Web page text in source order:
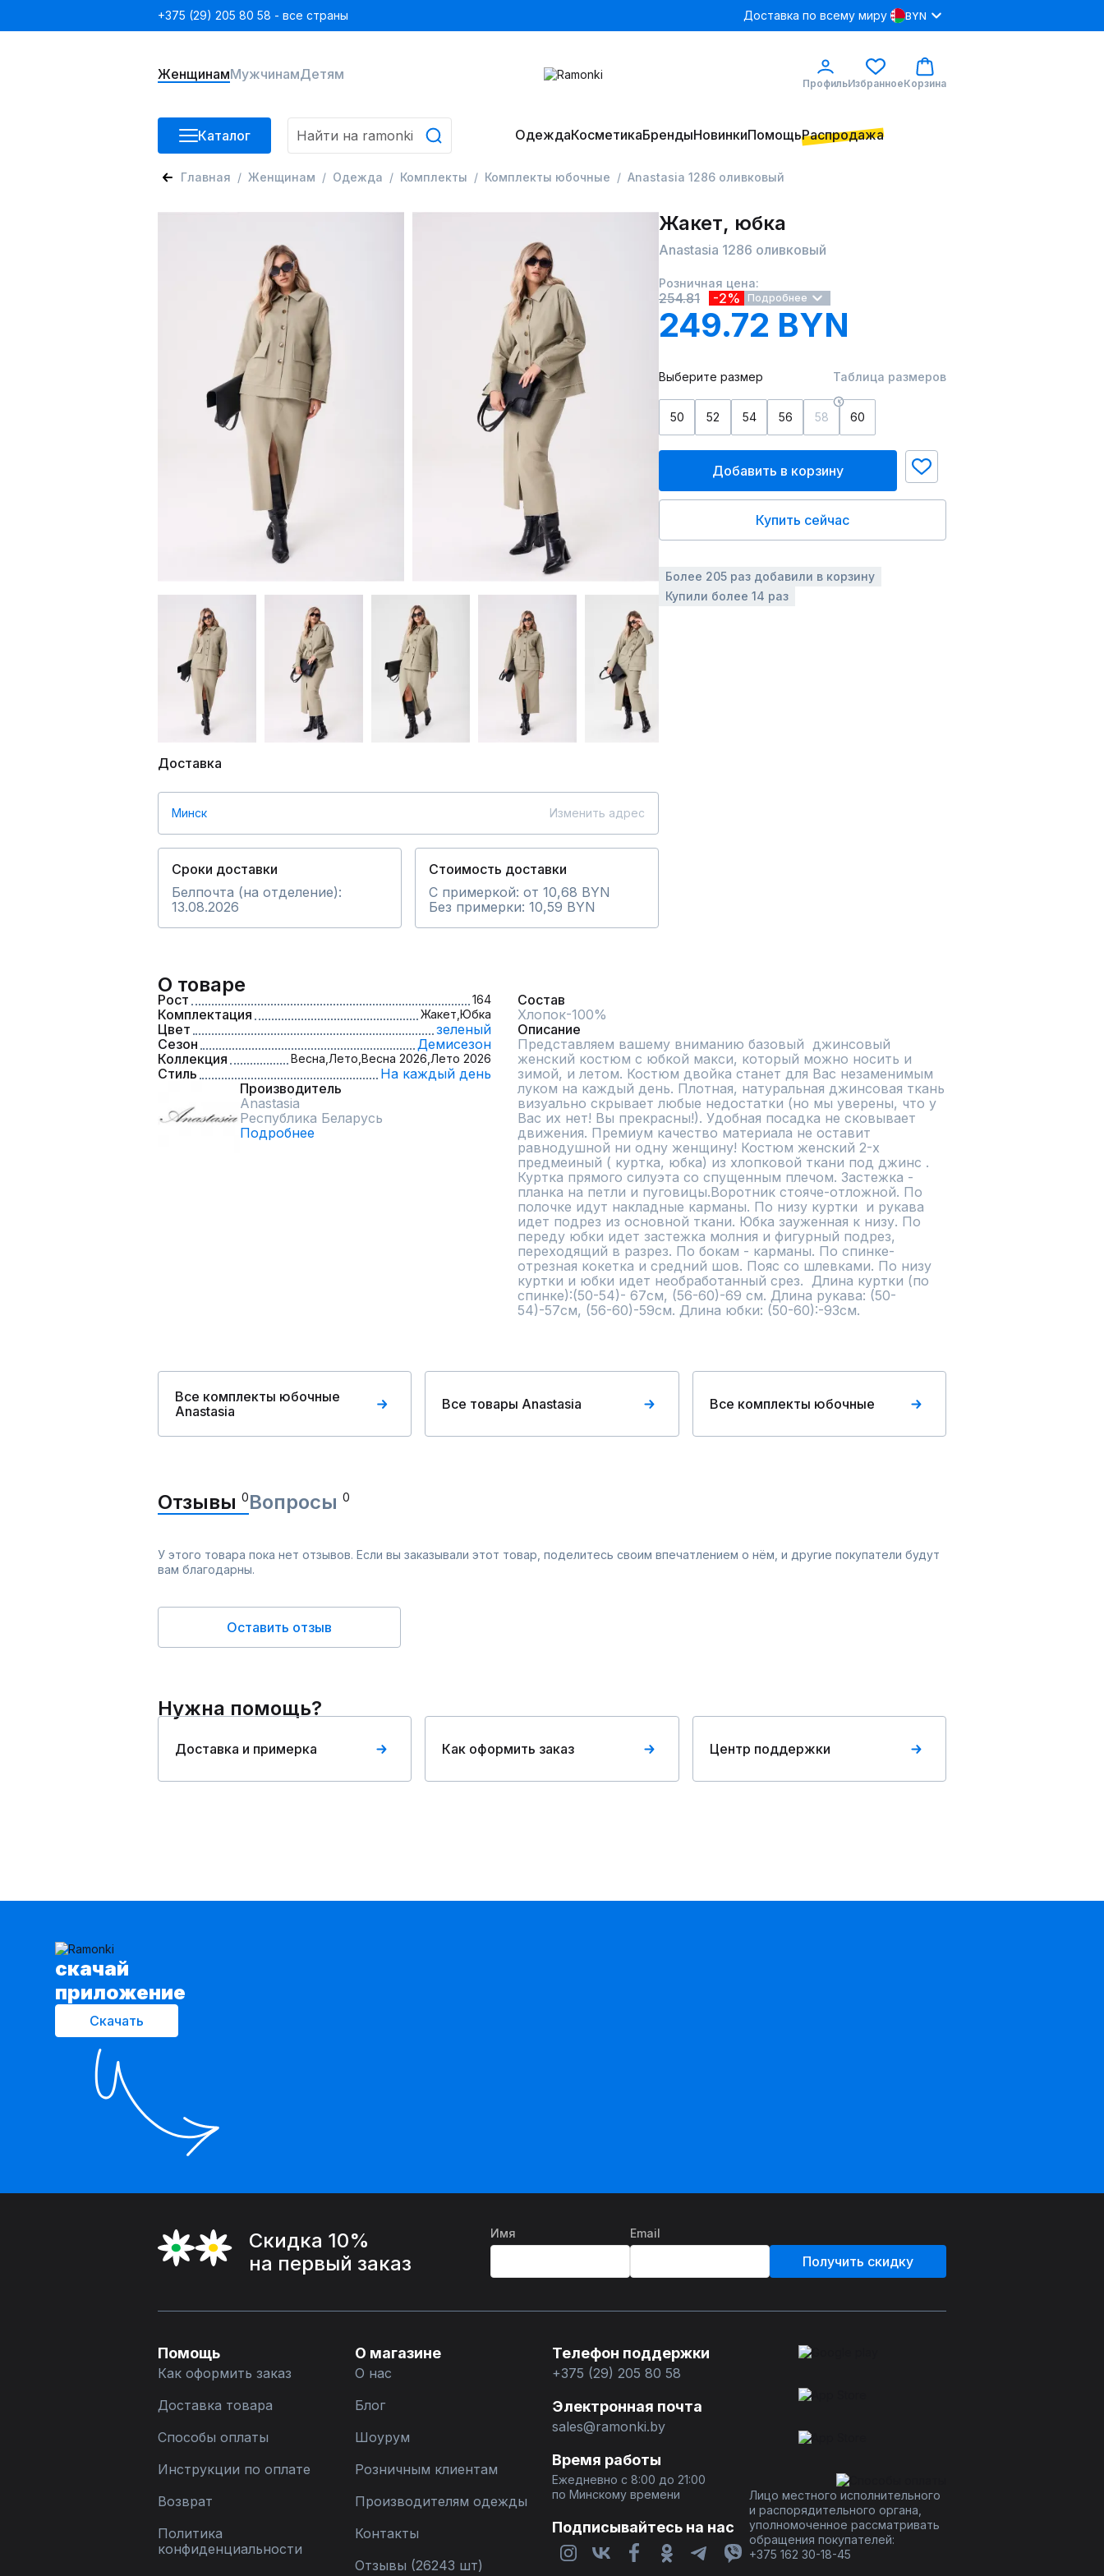
+375 (29) 205 80 58 - все страны Доставка по всему миру BYN
ЖенщинамМужчинамДетям
ПрофильИзбранноеКорзина
Каталог ОдеждаКосметикаБрендыНовинкиПомощьРаспродажа
Главная Женщинам Одежда Комплекты Комплекты юбочные Anastasia 1286 оливковый
Доставка
Минск Изменить адрес
Сроки доставки
Белпочта (на отделение):
13.08.2026
Стоимость доставки
С примеркой: от 10,68 BYN
Без примерки: 10,59 BYN
Жакет, юбка
Anastasia 1286 оливковый
Розничная цена:
254.81 -2% Подробнее
249.72 BYN
Выберите размер Таблица размеров
50 52 54 56 58 60
Добавить в корзину
Купить сейчас
Более 205 раз добавили в корзину
Купили более 14 раз
О товаре
Рост 164
Комплектация Жакет, Юбка
Цвет
зеленый
Сезон
Демисезон
Коллекция
Весна, Лето, Весна 2026, Лето 2026
Стиль
На каждый день
Производитель
Anastasia
Республика Беларусь
Подробнее
Состав
Описание
Представляем вашему вниманию базовый  джинсовый
женский костюм с юбкой макси, который можно носить и
зимой, и летом. Костюм двойка станет для Вас незаменимым
луком на каждый день. Плотная, натуральная джинсовая ткань
визуально скрывает любые недостатки (но мы уверены, что у
Вас их нет! Вы прекрасны!). Удобная посадка не сковывает
движения. Премиум качество материала не оставит
равнодушной ни одну женщину! Костюм женский 2-х
предмеиный ( куртка, юбка) из хлопковой ткани под джинс .
Куртка прямого силуэта со спущенным плечом. Застежка -
планка на петли и пуговицы.Воротник стояче-отложной. По
полочке идут накладные карманы. По низу куртки  и рукава
идет подрез из основной ткани. Юбка зауженная к низу. По
переду юбки идет застежка молния и фигурный подрез,
переходящий в разрез. По бокам - карманы. По спинке-
отрезная кокетка и средний шов. Пояс со шлевками. По низу
куртки и юбки идет необработанный срез.  Длина куртки (по
спинке):(50-54)- 67см, (56-60)-69 см. Длина рукава: (50-
54)-57см, (56-60)-59см. Длина юбки: (50-60):-93см.
Все комплекты юбочные
Anastasia
Все товары Anastasia Все комплекты юбочные
Отзывы 0Вопросы 0
У этого товара пока нет отзывов. Если вы заказывали этот товар, поделитесь своим впечатлением о нём, и другие покупатели будут
вам благодарны.
Оставить отзыв
Нужна помощь?
Доставка и примерка Как оформить заказ Центр поддержки
cкачай
приложение
Скачать
Скидка 10%
на первый заказ
Имя Email
Получить скидку
Помощь
Как оформить заказ
Доставка товара
Способы оплаты
Инструкции по оплате
Возврат
Политика
конфиденциальности
О магазине
О нас
Блог
Шоурум
Розничным клиентам
Производителям одежды
Контакты
Отзывы (26243 шт)
Телефон поддержки
+375 (29) 205 80 58
Электронная почта
sales@ramonki.by
Время работы
Ежедневно с 8:00 до 21:00
по Минскому времени
Подписывайтесь на нас
Лицо местного исполнительного
и распорядительного органа,
уполномоченное рассматривать
обращения покупателей:
+375 162 30-18-45